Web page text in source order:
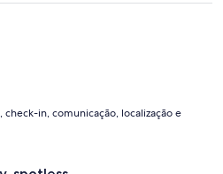
away from home.
check-in, comunicação, localização e